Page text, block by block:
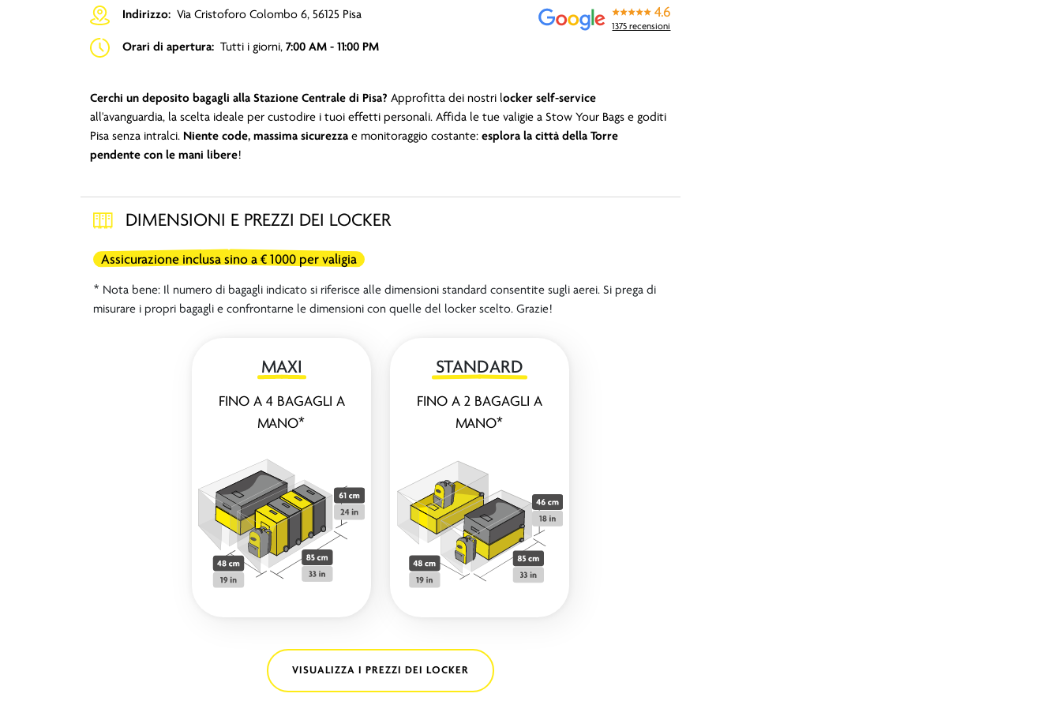
Indirizzo: Via Cristoforo Colombo 6, 56125 Pisa
Orari di apertura: Tutti i giorni, 7:00 AM - 11:00 PM
4.6
1375 recensioni
Cerchi un deposito bagagli alla Stazione Centrale di Pisa? Approfitta dei nostri locker self-service
all'avanguardia, la scelta ideale per custodire i tuoi effetti personali. Affida le tue valigie a Stow Your Bags e goditi
Pisa senza intralci. Niente code, massima sicurezza e monitoraggio costante: esplora la città della Torre
pendente con le mani libere!
DIMENSIONI E PREZZI DEI LOCKER
Assicurazione inclusa sino a € 1000 per valigia
* Nota bene: Il numero di bagagli indicato si riferisce alle dimensioni standard consentite sugli aerei. Si prega di
misurare i propri bagagli e confrontarne le dimensioni con quelle del locker scelto. Grazie!
MAXI
FINO A 4 BAGAGLI A
MANO*
STANDARD
FINO A 2 BAGAGLI A
MANO*
VISUALIZZA I PREZZI DEI LOCKER